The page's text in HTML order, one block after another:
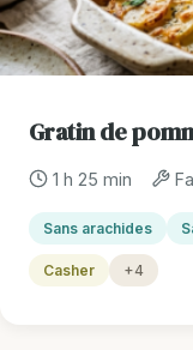
Gratin de
1 h 25 min
Sans arachides
Casher +4